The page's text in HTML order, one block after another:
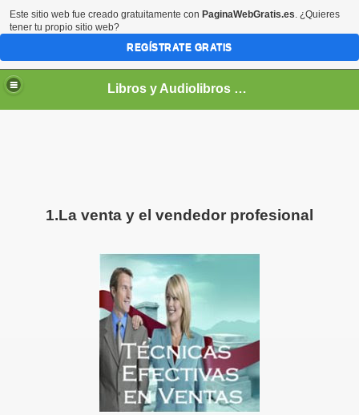
Libros y Audiolibros Para emprendedores
1.La venta y el vendedor profesional
Este sitio web fue creado gratuitamente con PaginaWebGratis.es. ¿Quieres
tener tu propio sitio web?
REGÍSTRATE GRATIS